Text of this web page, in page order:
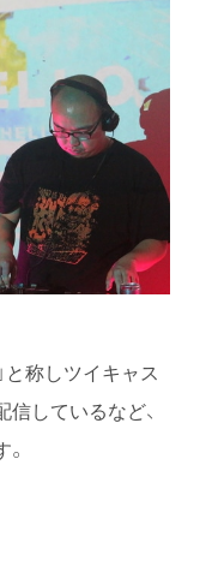
と称しツイキャス
信しているなど、